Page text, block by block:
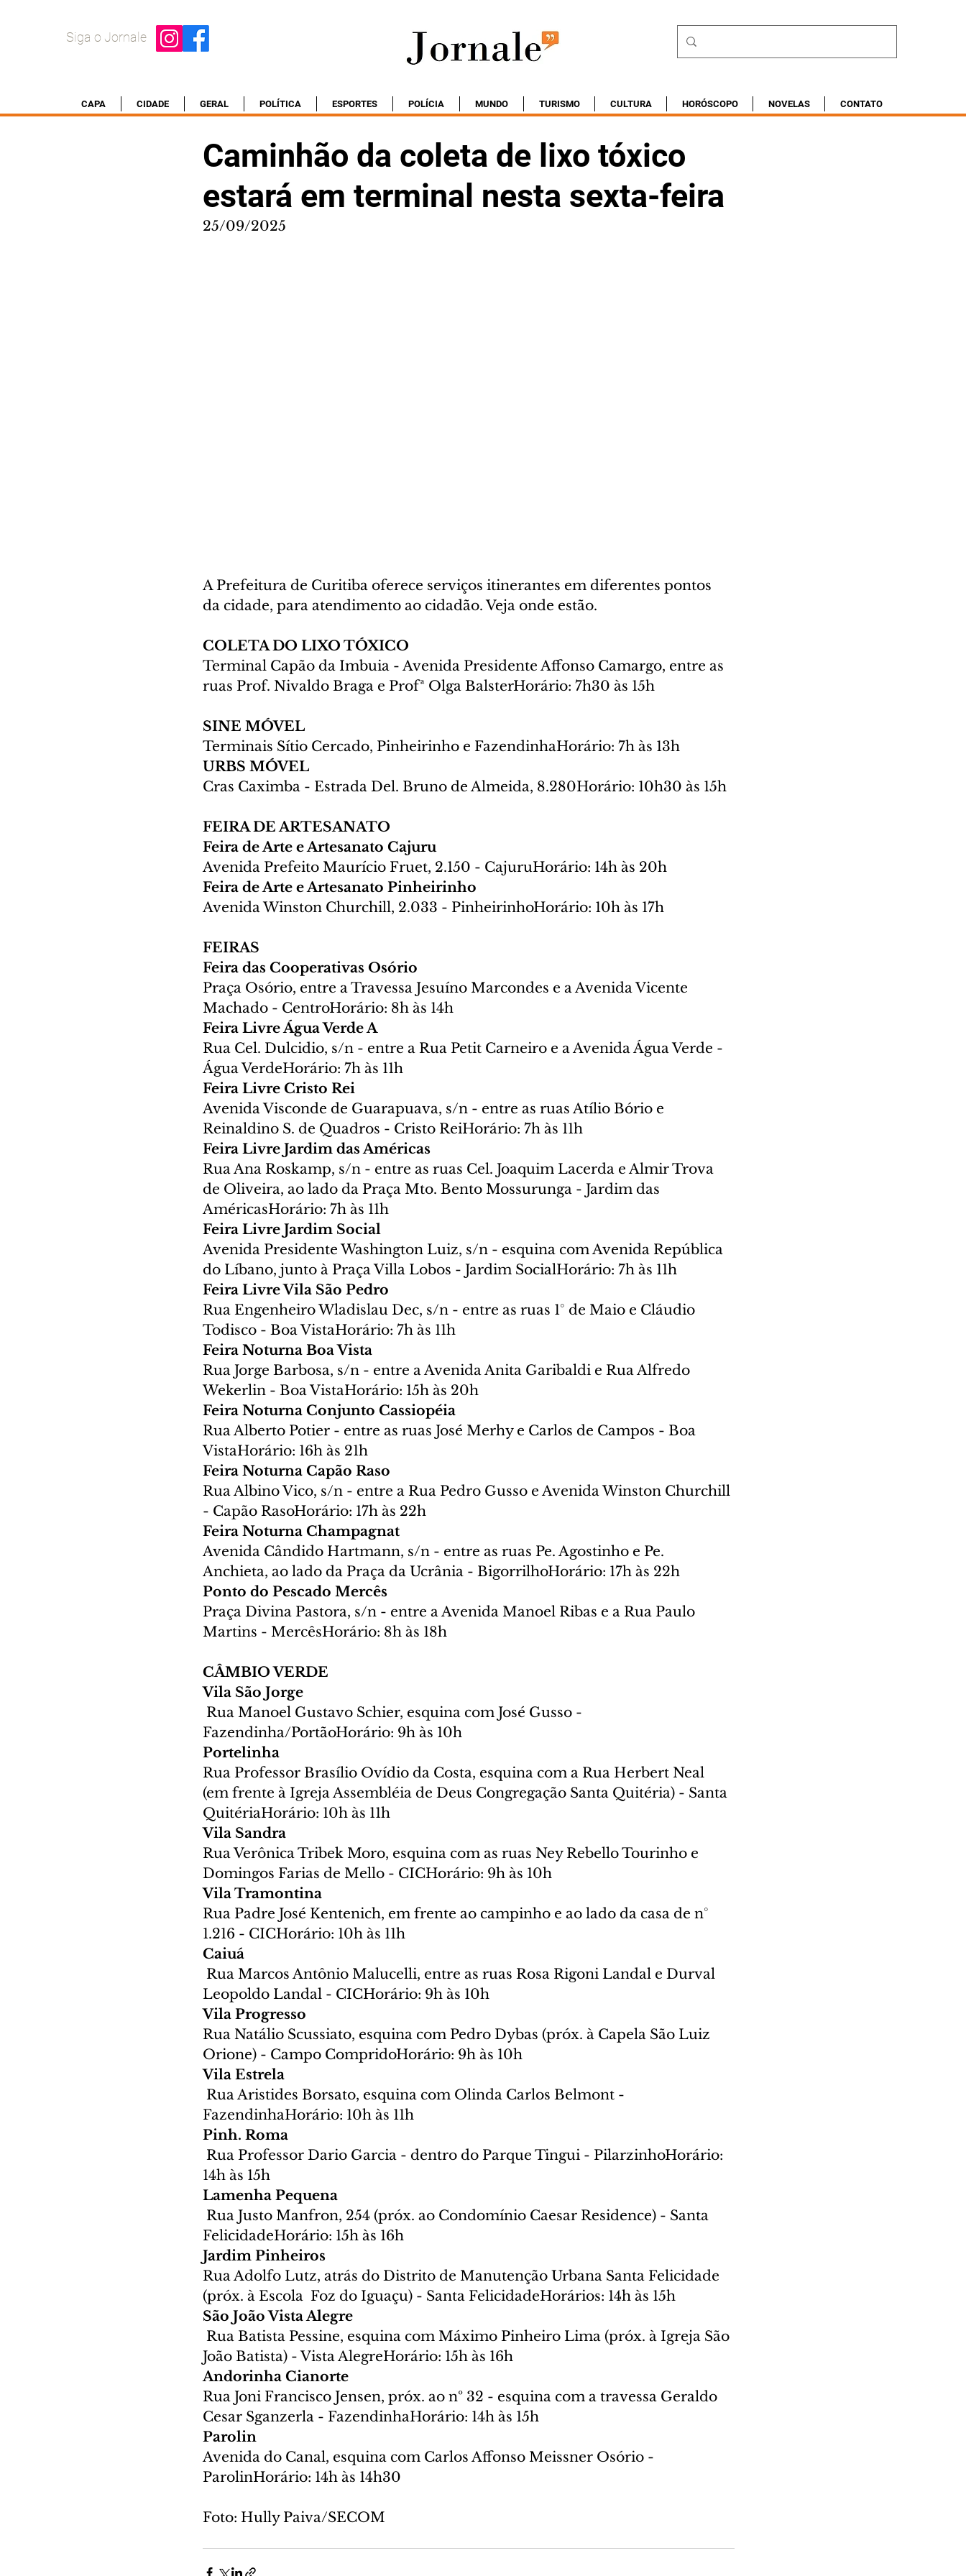
Siga o Jornale
CAPA CIDADE GERAL POLÍTICA ESPORTES POLÍCIA MUNDO TURISMO CULTURA HORÓSCOPO NOVELAS CONTATO
Caminhão da coleta de lixo tóxico
estará em terminal nesta sexta-feira
25/09/2025
A Prefeitura de Curitiba oferece serviços itinerantes em diferentes pontos
da cidade, para atendimento ao cidadão. Veja onde estão.
COLETA DO LIXO TÓXICO
Terminal Capão da Imbuia - Avenida Presidente Affonso Camargo, entre as
ruas Prof. Nivaldo Braga e Profª Olga BalsterHorário: 7h30 às 15h
SINE MÓVEL
Terminais Sítio Cercado, Pinheirinho e FazendinhaHorário: 7h às 13h
URBS MÓVEL
Cras Caximba - Estrada Del. Bruno de Almeida, 8.280Horário: 10h30 às 15h
FEIRA DE ARTESANATO
Feira de Arte e Artesanato Cajuru
Avenida Prefeito Maurício Fruet, 2.150 - CajuruHorário: 14h às 20h
Feira de Arte e Artesanato Pinheirinho
Avenida Winston Churchill, 2.033 - PinheirinhoHorário: 10h às 17h
FEIRAS
Feira das Cooperativas Osório
Praça Osório, entre a Travessa Jesuíno Marcondes e a Avenida Vicente
Machado - CentroHorário: 8h às 14h
Feira Livre Água Verde A
Rua Cel. Dulcidio, s/n - entre a Rua Petit Carneiro e a Avenida Água Verde -
Água VerdeHorário: 7h às 11h
Feira Livre Cristo Rei
Avenida Visconde de Guarapuava, s/n - entre as ruas Atílio Bório e
Reinaldino S. de Quadros - Cristo ReiHorário: 7h às 11h
Feira Livre Jardim das Américas
Rua Ana Roskamp, s/n - entre as ruas Cel. Joaquim Lacerda e Almir Trova
de Oliveira, ao lado da Praça Mto. Bento Mossurunga - Jardim das
AméricasHorário: 7h às 11h
Feira Livre Jardim Social
Avenida Presidente Washington Luiz, s/n - esquina com Avenida República
do Líbano, junto à Praça Villa Lobos - Jardim SocialHorário: 7h às 11h
Feira Livre Vila São Pedro
Rua Engenheiro Wladislau Dec, s/n - entre as ruas 1° de Maio e Cláudio
Todisco - Boa VistaHorário: 7h às 11h
Feira Noturna Boa Vista
Rua Jorge Barbosa, s/n - entre a Avenida Anita Garibaldi e Rua Alfredo
Wekerlin - Boa VistaHorário: 15h às 20h
Feira Noturna Conjunto Cassiopéia
Rua Alberto Potier - entre as ruas José Merhy e Carlos de Campos - Boa
VistaHorário: 16h às 21h
Feira Noturna Capão Raso
Rua Albino Vico, s/n - entre a Rua Pedro Gusso e Avenida Winston Churchill
- Capão RasoHorário: 17h às 22h
Feira Noturna Champagnat
Avenida Cândido Hartmann, s/n - entre as ruas Pe. Agostinho e Pe.
Anchieta, ao lado da Praça da Ucrânia - BigorrilhoHorário: 17h às 22h
Ponto do Pescado Mercês
Praça Divina Pastora, s/n - entre a Avenida Manoel Ribas e a Rua Paulo
Martins - MercêsHorário: 8h às 18h
CÂMBIO VERDE
Vila São Jorge
Rua Manoel Gustavo Schier, esquina com José Gusso -
Fazendinha/PortãoHorário: 9h às 10h
Portelinha
Rua Professor Brasílio Ovídio da Costa, esquina com a Rua Herbert Neal
(em frente à Igreja Assembléia de Deus Congregação Santa Quitéria) - Santa
QuitériaHorário: 10h às 11h
Vila Sandra
Rua Verônica Tribek Moro, esquina com as ruas Ney Rebello Tourinho e
Domingos Farias de Mello - CICHorário: 9h às 10h
Vila Tramontina
Rua Padre José Kentenich, em frente ao campinho e ao lado da casa de n°
1.216 - CICHorário: 10h às 11h
Caiuá
Rua Marcos Antônio Malucelli, entre as ruas Rosa Rigoni Landal e Durval
Leopoldo Landal - CICHorário: 9h às 10h
Vila Progresso
Rua Natálio Scussiato, esquina com Pedro Dybas (próx. à Capela São Luiz
Orione) - Campo CompridoHorário: 9h às 10h
Vila Estrela
Rua Aristides Borsato, esquina com Olinda Carlos Belmont -
FazendinhaHorário: 10h às 11h
Pinh. Roma
Rua Professor Dario Garcia - dentro do Parque Tingui - PilarzinhoHorário:
14h às 15h
Lamenha Pequena
Rua Justo Manfron, 254 (próx. ao Condomínio Caesar Residence) - Santa
FelicidadeHorário: 15h às 16h
Jardim Pinheiros
Rua Adolfo Lutz, atrás do Distrito de Manutenção Urbana Santa Felicidade
(próx. à Escola  Foz do Iguaçu) - Santa FelicidadeHorários: 14h às 15h
São João Vista Alegre
Rua Batista Pessine, esquina com Máximo Pinheiro Lima (próx. à Igreja São
João Batista) - Vista AlegreHorário: 15h às 16h
Andorinha Cianorte
Rua Joni Francisco Jensen, próx. ao nº 32 - esquina com a travessa Geraldo
Cesar Sganzerla - FazendinhaHorário: 14h às 15h
Parolin
Avenida do Canal, esquina com Carlos Affonso Meissner Osório -
ParolinHorário: 14h às 14h30
Foto: Hully Paiva/SECOM